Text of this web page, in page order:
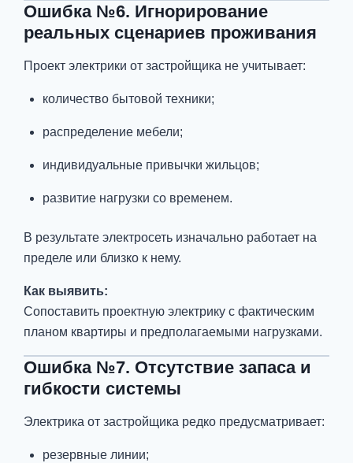
Ошибка №6. Игнорирование
реальных сценариев проживания
Проект электрики от застройщика не учитывает:
количество бытовой техники;
распределение мебели;
индивидуальные привычки жильцов;
развитие нагрузки со временем.
В результате электросеть изначально работает на
пределе или близко к нему.
Как выявить:
Сопоставить проектную электрику с фактическим
планом квартиры и предполагаемыми нагрузками.
Ошибка №7. Отсутствие запаса и
гибкости системы
Электрика от застройщика редко предусматривает:
резервные линии;